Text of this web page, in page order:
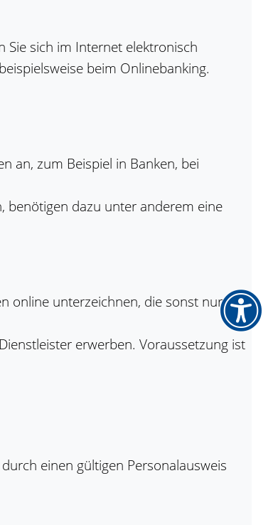
Sie sich im Internet elektronisch
beim Onlinebanking.
an, zum Beispiel in Banken, bei
benötigen dazu unter anderem eine
online unterzeichnen, die sonst nur in
erwerben. Voraussetzung ist
einen gültigen Personalausweis